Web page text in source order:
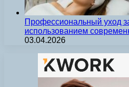
Профессиональный уход
использованием
03.04.2026